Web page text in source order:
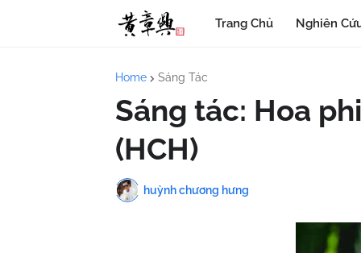
Trang Chủ Nghiên
Home Sáng Tác
Sáng tác: Hoa
(HCH)
huỳnh chương hưng